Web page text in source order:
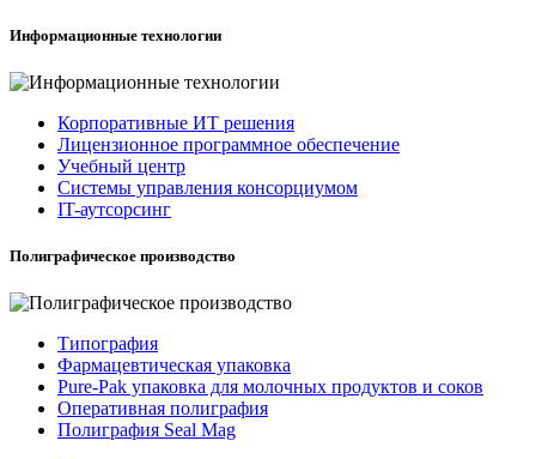
Информационные технологии
Корпоративные ИТ решения
Лицензионное программное обеспечение
Учебный центр
Системы управления консорциумом
IT-аутсорсинг
Полиграфическое производство
Типография
Фармацевтическая упаковка
Pure-Pak упаковка для молочных продуктов и соков
Оперативная полиграфия
Полиграфия Seal Mag